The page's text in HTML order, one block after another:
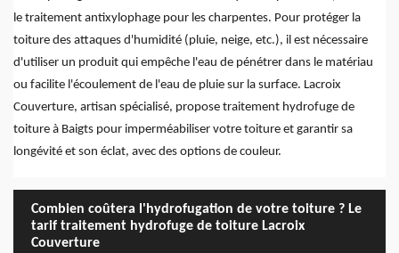
le traitement antixylophage pour les charpentes. Pour protéger la
toiture des attaques d'humidité (pluie, neige, etc.), il est nécessaire
d'utiliser un produit qui empêche l'eau de pénétrer dans le matériau
ou facilite l'écoulement de l'eau de pluie sur la surface. Lacroix
Couverture, artisan spécialisé, propose traitement hydrofuge de
toiture à Baigts pour imperméabiliser votre toiture et garantir sa
longévité et son éclat, avec des options de couleur.
Combien coûtera l'hydrofugation de votre toiture ? Le
tarif traitement hydrofuge de toiture Lacroix
Couverture